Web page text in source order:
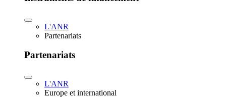
L'ANR
Partenariats
Partenariats
L'ANR
Europe et international